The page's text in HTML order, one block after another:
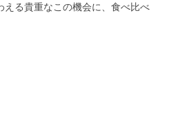
える貴重なこの機会に、食べ比べ